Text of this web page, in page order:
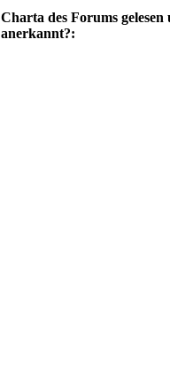
Charta des Forums gelesen
anerkannt?: